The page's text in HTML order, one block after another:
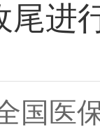
尾进
国医